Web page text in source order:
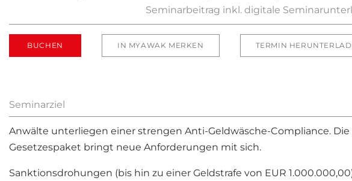
Seminarbeitrag inkl. digitale
BUCHEN IN MYAWAK MERKEN TERMIN
Seminarziel
Anwälte unterliegen einer strengen Anti-Geldwäsche-Compliance.
Gesetzespaket bringt neue Anforderungen mit sich.
Sanktionsdrohungen (bis hin zu einer Geldstrafe von EUR